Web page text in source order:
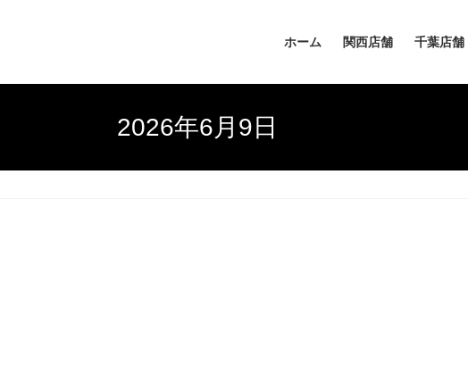
ホーム 関西店舗 千葉店舗
2026年6月9日